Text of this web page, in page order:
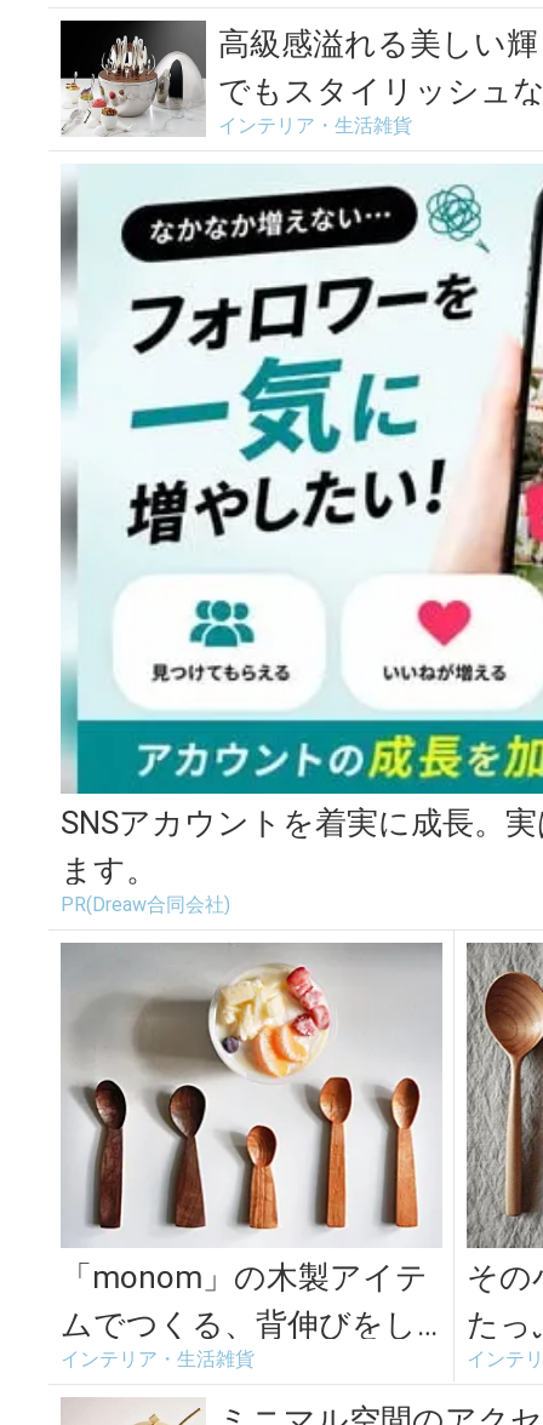
高級感溢れる美しい
でもスタイリッシュ
「Mo...
インテリア・生活雑貨
SNSアカウントを着実に成長。
ます。
PR(Dreaw合同会社)
「monom」の木製アイテ
ムでつくる、背伸びをし
ないライフスタイル
インテリア・生活雑貨
その
たっ
した
インテ